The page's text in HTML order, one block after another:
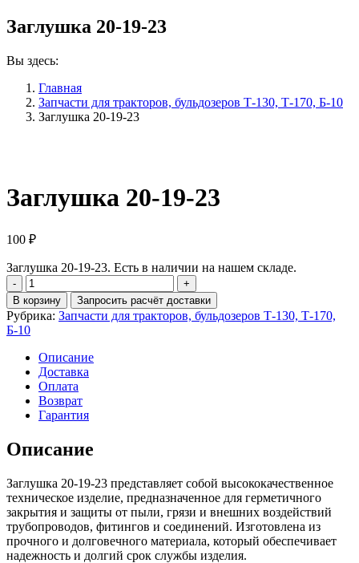
Заглушка 20-19-23
Вы здесь:
Главная
Запчасти для тракторов, бульдозеров Т-130, Т-170, Б-10
Заглушка 20-19-23
Заглушка 20-19-23
100 ₽
Заглушка 20-19-23. Есть в наличии на нашем складе.
Количество
Заглушка
20-
19-
23
В корзину Запросить расчёт доставки
Рубрика: Запчасти для тракторов, бульдозеров Т-130, Т-170,
Б-10
Описание
Доставка
Оплата
Возврат
Гарантия
Описание
Заглушка 20-19-23 представляет собой высококачественное
техническое изделие, предназначенное для герметичного
закрытия и защиты от пыли, грязи и внешних воздействий
трубопроводов, фитингов и соединений. Изготовлена из
прочного и долговечного материала, который обеспечивает
надежность и долгий срок службы изделия.